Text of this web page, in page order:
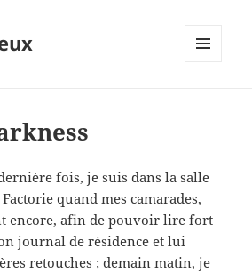
fois, je suis dans la salle
quand mes camarades,
encore, afin de pouvoir lire fort
journal de résidence et lui
retouches ; demain matin, je